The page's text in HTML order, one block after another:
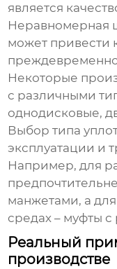
является
Неравномерная
может привести
Некоторые
с различными
однодисковые,
Выбор типа
эксплуатации и
Например, для
манжетами, а
средах – муфты
Реальный
производстве